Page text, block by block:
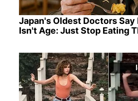
Japan's Oldest Doctors Say
Isn't Age: Just Stop Eating